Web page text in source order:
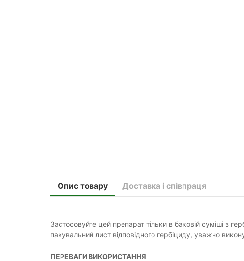
Опис товару Доставка і співпраця
Застосовуйте цей препарат тільки в баковій суміші з
пакувальний лист відповідного гербіциду, уважно
ПЕРЕВАГИ ВИКОРИСТАННЯ